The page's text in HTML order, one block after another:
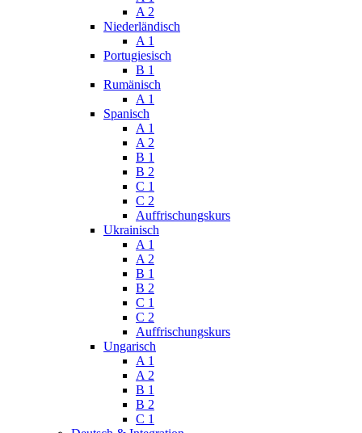
A 2
Niederländisch
A 1
Portugiesisch
B 1
Rumänisch
A 1
Spanisch
A 1
A 2
B 1
B 2
C 1
C 2
Auffrischungskurs
Ukrainisch
A 1
A 2
B 1
B 2
C 1
C 2
Auffrischungskurs
Ungarisch
A 1
A 2
B 1
B 2
C 1